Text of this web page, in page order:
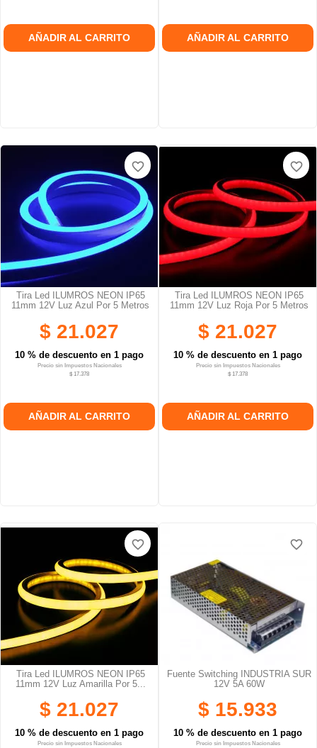
AÑADIR AL CARRITO AÑADIR AL CARRITO
Tira Led ILUMROS NEON IP65
11mm 12V Luz Azul Por 5 Metros
$ 21.027
10 % de descuento en 1 pago
Precio sin Impuestos Nacionales
$ 17.378
AÑADIR AL CARRITO
favorite_border
Tira Led ILUMROS NEON IP65
11mm 12V Luz Roja Por 5 Metros
$ 21.027
10 % de descuento en 1 pago
Precio sin Impuestos Nacionales
$ 17.378
AÑADIR AL CARRITO
favorite_border
Tira Led ILUMROS NEON IP65
11mm 12V Luz Amarilla Por 5...
$ 21.027
10 % de descuento en 1 pago
Precio sin Impuestos Nacionales
favorite_border
Fuente Switching INDUSTRIA SUR
12V 5A 60W
$ 15.933
10 % de descuento en 1 pago
Precio sin Impuestos Nacionales
favorite_border